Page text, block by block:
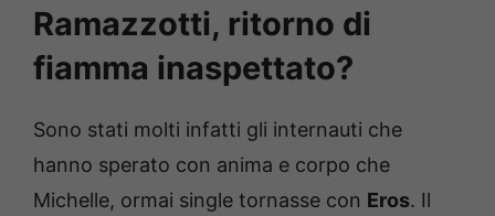
Ramazzotti, ritorno di
fiamma inaspettato?
Sono stati molti infatti gli internauti che
hanno sperato con anima e corpo che
Michelle, ormai single tornasse con Eros. Il